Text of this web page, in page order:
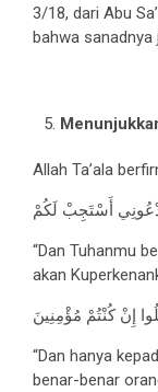
3/18, dari Abu
bahwa sanadnya
Allah Ta’ala
أَسْتَجِبْ لَكُمْ
“Dan Tuhanmu
akan
إِنْ كُنْتُمْ مُؤْمِنِينَ
“Dan hanya
benar-benar